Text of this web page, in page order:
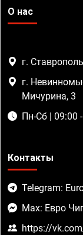
О нас
г.
г.
Мичурина, 3
Пн-Сб | 09:00
Контакты
Telegram:
Max: Евро
https://